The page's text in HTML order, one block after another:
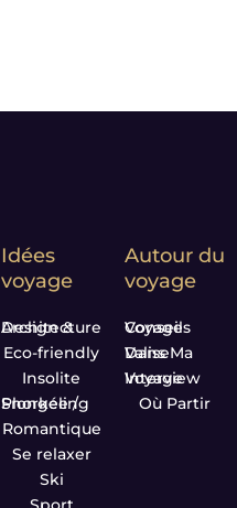
Idées
voyage
Design & Architecture
Eco-friendly
Insolite
Plongée / Snorkeling
Romantique
Se relaxer
Ski
Autour du
voyage
Conseils Voyage
Dans Ma Valise
Interview Voyage
Où Partir